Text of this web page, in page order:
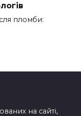
пломби:
на сайті,